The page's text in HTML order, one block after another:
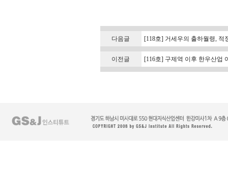
다음글 [118호] 거세우의 출하월령, 적
이전글 [116호] 구제역 이후 한우산업